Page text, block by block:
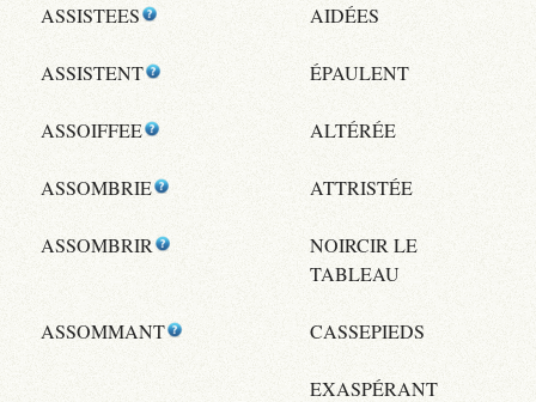
ASSISTEES AIDÉES
ASSISTENT ÉPAULENT
ASSOIFFEE ALTÉRÉE
ASSOMBRIE ATTRISTÉE
ASSOMBRIR
NOIRCIR LE
TABLEAU
ASSOMMANT CASSEPIEDS
EXASPÉRANT